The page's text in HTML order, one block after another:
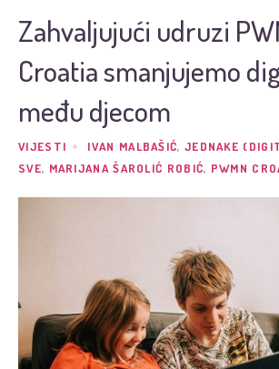
Zahvaljujući udruzi
Croatia smanjujemo
među djecom
VIJESTI IVAN MALBAŠIĆ, JEDNAKE
SVE, MARIJANA ŠAROLIĆ ROBIĆ, PWMN